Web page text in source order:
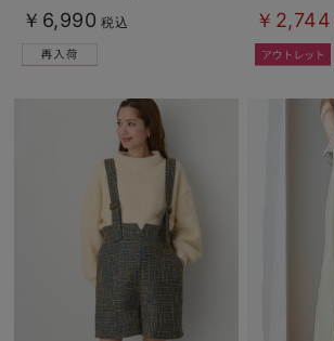
￥6,990 税込 ￥2,744